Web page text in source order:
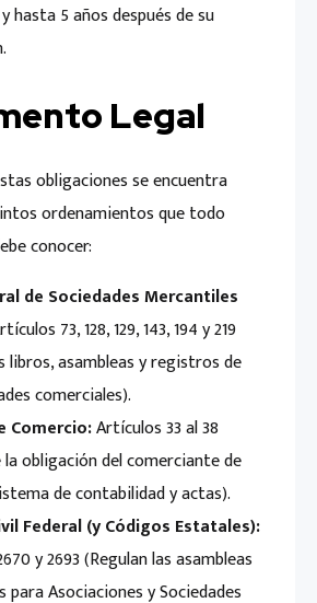
y hasta 5 años después de su
Legal
obligaciones se encuentra
ordenamientos que todo
conocer:
de Sociedades Mercantiles
73, 128, 129, 143, 194 y 219
libros, asambleas y registros de
comerciales).
Comercio:Artículos 33 al 38
la obligación del comerciante de
de contabilidad y actas).
Federal (y Códigos Estatales):
y 2693 (Regulan las asambleas
Asociaciones y Sociedades